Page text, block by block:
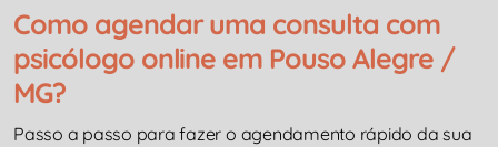
Como agendar uma consulta com
psicólogo online em Pouso Alegre /
MG?
Passo a passo para fazer o agendamento rápido da sua